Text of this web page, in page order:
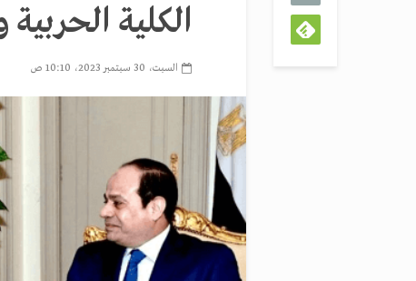
الكلية
السبت، 30 سبتمبر 2023، 10:10 ص